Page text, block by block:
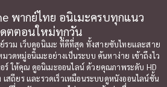
พากย์ไทย อนิเมะครบทุกแนว
ตตอนใหม่ทุกวัน
ย์รวม เว็บดูอนิเมะ ที่ดีที่สุด ทั้งสายซับไทยและสาย
วดหมู่อนิเมะอย่างเป็นระบบ ค้นหาง่าย เข้าถึงไว
ร์ ให้คุณ ดูอนิเมะออนไลน์ ด้วยคุณภาพระดับ HD
เสถียร และรวดเร็วเหมือนระบบดูหนังออนไลน์ชั้น